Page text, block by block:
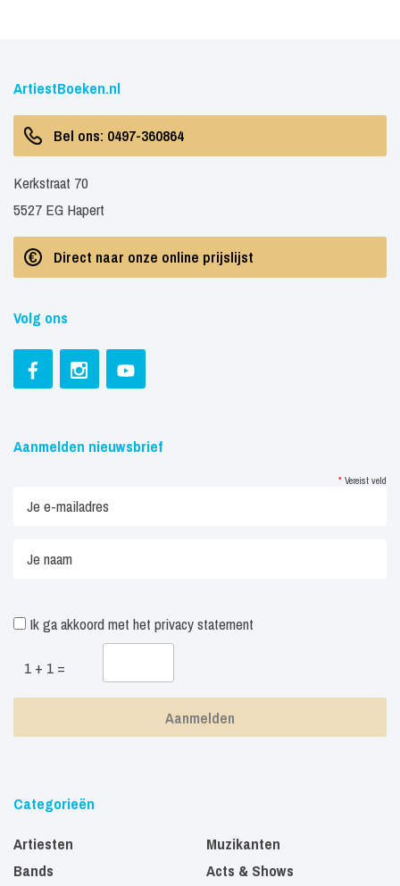
ArtiestBoeken.nl
Bel ons: 0497-360864
Kerkstraat 70
5527 EG Hapert
Direct naar onze online prijslijst
Volg ons
Aanmelden nieuwsbrief
* Vereist veld
Ik ga akkoord met het privacy statement
1 + 1 =
Categorieën
Artiesten
Bands
Muzikanten
Acts & Shows